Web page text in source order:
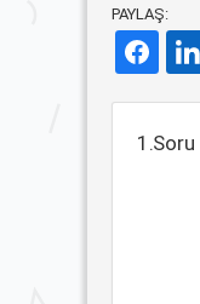
PAYLAŞ:
1.Soru